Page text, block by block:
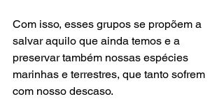
Com isso, esses grupos se propõem a
salvar aquilo que ainda temos e a
preservar também nossas espécies
marinhas e terrestres, que tanto sofrem
com nosso descaso.